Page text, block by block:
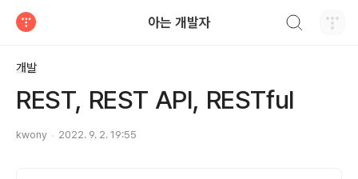
아는 개발자
개발
REST, REST API, RESTful
kwony 2022. 9. 2. 19:55